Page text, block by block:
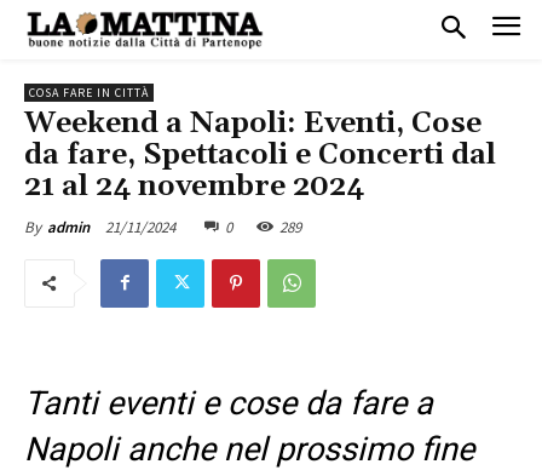
COSA FARE IN CITTÀ
Weekend a Napoli: Eventi, Cose
da fare, Spettacoli e Concerti dal
21 al 24 novembre 2024
By admin 21/11/2024 0 289
Tanti eventi e cose da fare a
Napoli anche nel prossimo fine